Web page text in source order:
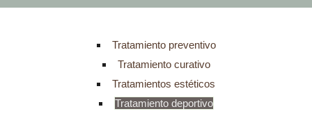
Tratamiento preventivo
Tratamiento curativo
Tratamientos estéticos
Tratamiento deportivo